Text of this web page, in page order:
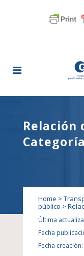
Relación
Home >
público >
Última
Fecha
Fecha